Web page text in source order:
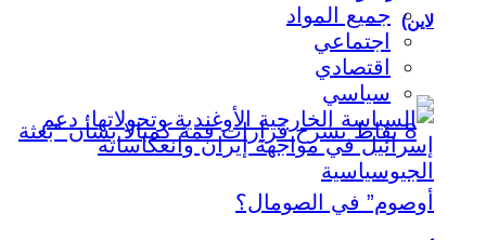
لاين)
جميع المواد
اجتماعي
اقتصادي
سياسي